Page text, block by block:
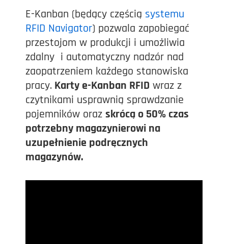
E-Kanban (będący częścią systemu
RFID Navigator) pozwala zapobiegać
przestojom w produkcji i umożliwia
zdalny i automatyczny nadzór nad
zaopatrzeniem każdego stanowiska
pracy. Karty e-Kanban RFID wraz z
czytnikami usprawnią sprawdzanie
pojemników oraz skrócą o 50% czas
potrzebny magazynierowi na
uzupełnienie podręcznych
magazynów.